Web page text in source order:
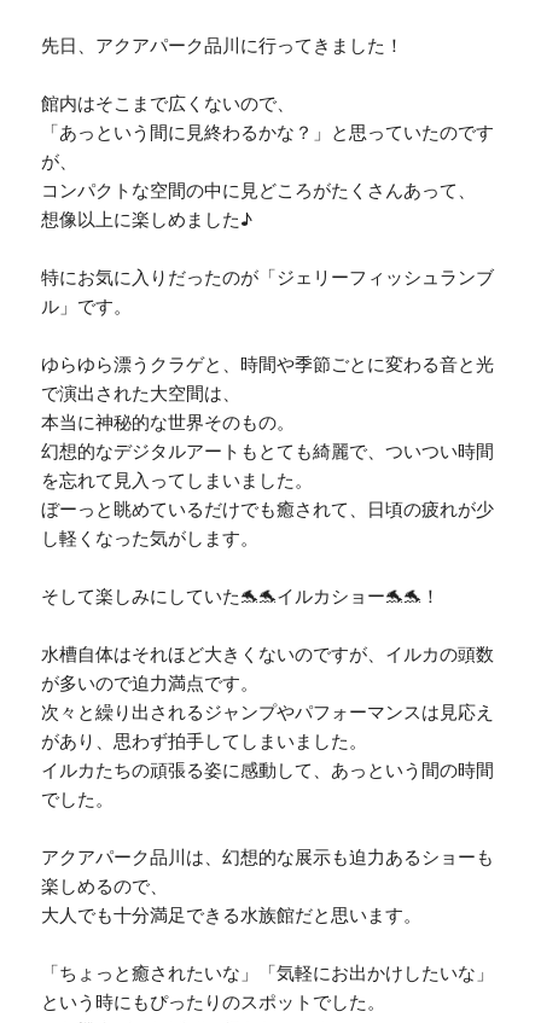
先日、アクアパーク品川に行ってきました！
館内はそこまで広くないので、
「あっという間に見終わるかな？」と思っていたのです
が、
コンパクトな空間の中に見どころがたくさんあって、
想像以上に楽しめました♪
特にお気に入りだったのが「ジェリーフィッシュランブ
ル」です。
ゆらゆら漂うクラゲと、時間や季節ごとに変わる音と光
で演出された大空間は、
本当に神秘的な世界そのもの。
幻想的なデジタルアートもとても綺麗で、ついつい時間
を忘れて見入ってしまいました。
ぼーっと眺めているだけでも癒されて、日頃の疲れが少
し軽くなった気がします。
そして楽しみにしていた🐬🐬イルカショー🐬🐬！
水槽自体はそれほど大きくないのですが、イルカの頭数
が多いので迫力満点です。
次々と繰り出されるジャンプやパフォーマンスは見応え
があり、思わず拍手してしまいました。
イルカたちの頑張る姿に感動して、あっという間の時間
でした。
アクアパーク品川は、幻想的な展示も迫力あるショーも
楽しめるので、
大人でも十分満足できる水族館だと思います。
「ちょっと癒されたいな」「気軽にお出かけしたいな」
という時にもぴったりのスポットでした。